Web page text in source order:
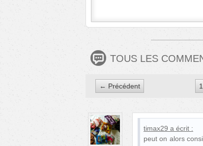
TOUS LES
← Précédent 1
timax29 a écrit :
peut on alors